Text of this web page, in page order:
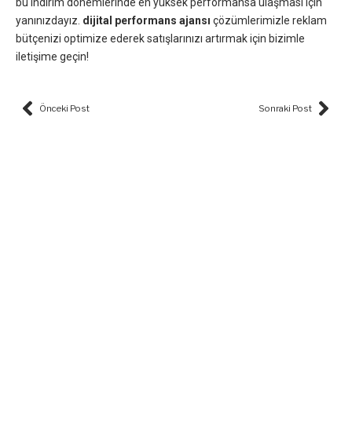
yanınızdayız. dijital performans ajansı çözümlerimizle reklam
bütçenizi optimize ederek satışlarınızı artırmak için bizimle
iletişime geçin!
Prev
Önceki Post Sonraki Post